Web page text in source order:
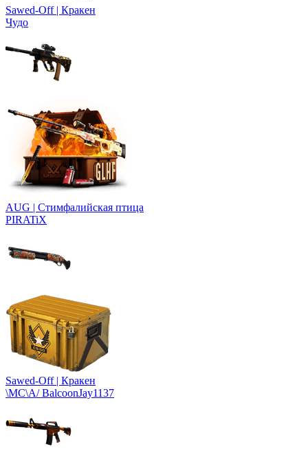
Sawed-Off | Кракен
Чудо
AUG | Стимфалийская птица
PIRATiX
Sawed-Off | Кракен
\MC\A/ BalcoonJay1137